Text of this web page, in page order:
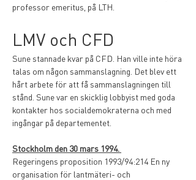
professor emeritus, på LTH.
LMV och CFD
Sune stannade kvar på CFD. Han ville inte höra
talas om någon sammanslagning. Det blev ett
hårt arbete för att få sammanslagningen till
stånd. Sune var en skicklig lobbyist med goda
kontakter hos socialdemokraterna och med
ingångar på departementet.
Stockholm den 30 mars 1994.
Regeringens proposition 1993/94:214 En ny
organisation för lantmäteri- och